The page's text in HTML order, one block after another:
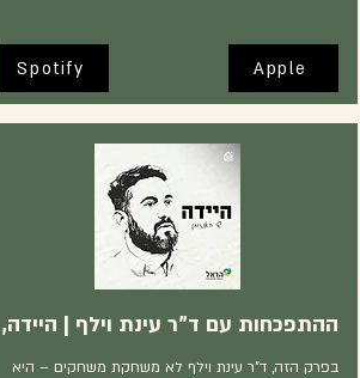
Spotify Apple
ההתפכחות עם ד"ר עינת וילף | היידה,
בפרק הזה, ד"ר עינת וילף לא משחקת משחקים – היא